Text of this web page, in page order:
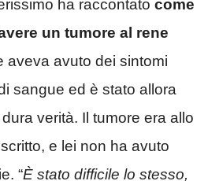
ha raccontato come
un tumore al rene
aveva avuto dei sintomi
sangue ed è stato allora
verità. Il tumore era allo
e lei non ha avuto
“È stato difficile lo stesso,